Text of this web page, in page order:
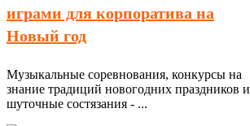
играми для корпоратива на
Новый год
Музыкальные соревнования, конкурсы на
знание традиций новогодних праздников и
шуточные состязания - ...